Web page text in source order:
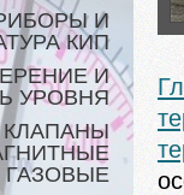
И
КИП
И
УРОВНЯ
КЛАПАНЫ
ГАЗОВЫЕ